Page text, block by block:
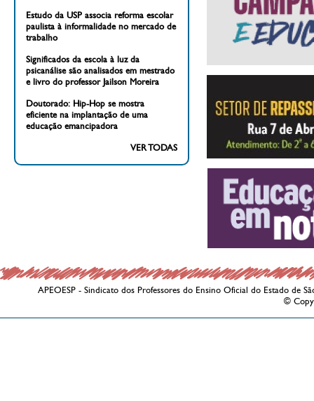
Estudo da USP associa reforma escolar
paulista à informalidade no mercado de
trabalho
Significados da escola à luz da
psicanálise são analisados em mestrado
e livro do professor Jailson Moreira
Doutorado: Hip-Hop se mostra
eficiente na implantação de uma
educação emancipadora
VER TODAS
APEOESP - Sindicato dos Professores do Ensino Oficial do Estado de
©